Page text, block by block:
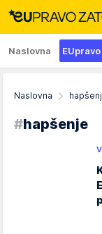
Naslovna
Naslovna
#hapšenje